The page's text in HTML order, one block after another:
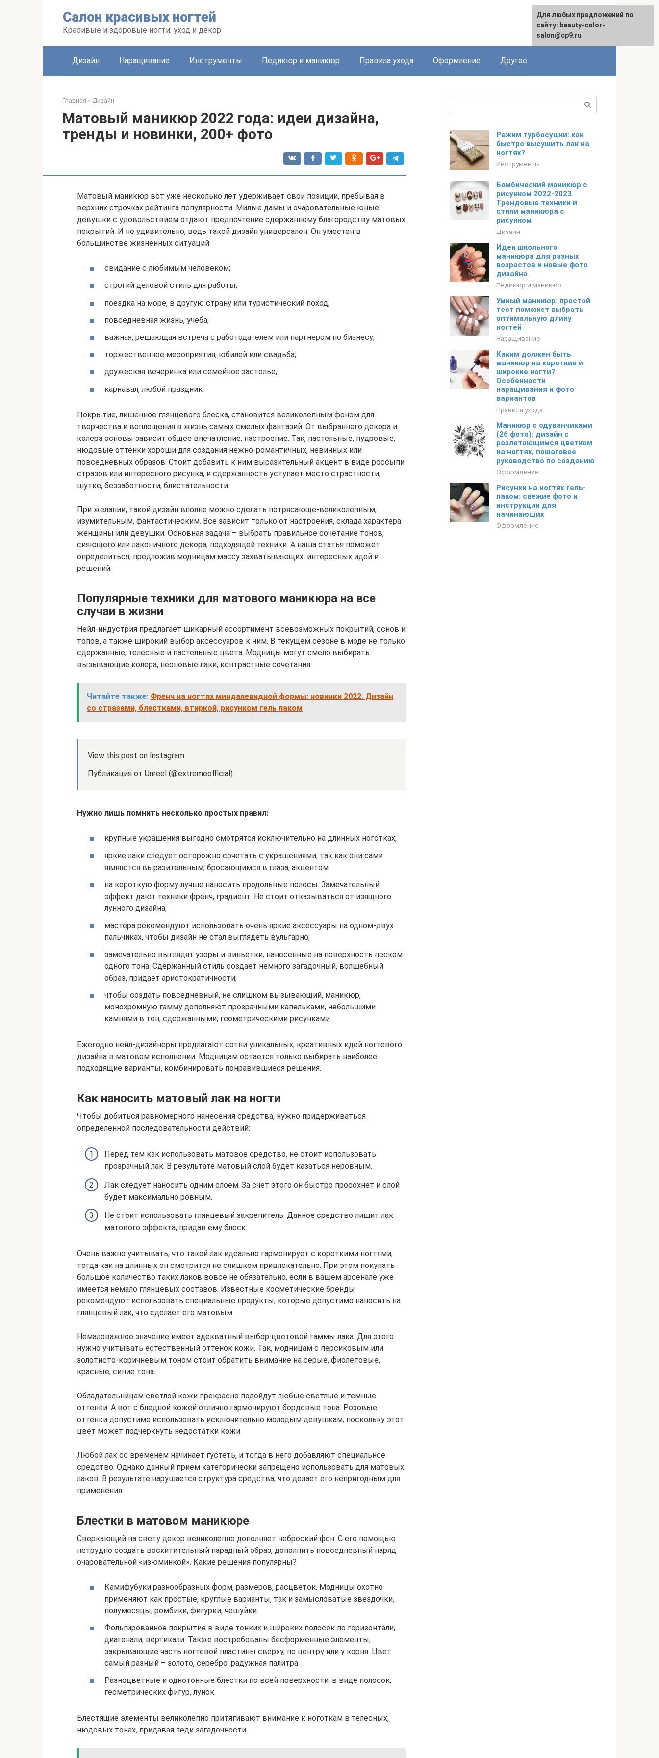
Салон красивых ногтей
Красивые и здоровые ногти: уход и декор
English
Дизайн Наращивание Инструменты Педикюр и маникюр Правила ухода Оформление Другое
Главная » Дизайн
Матовый маникюр 2022 года: идеи дизайна,
тренды и новинки, 200+ фото
Матовый маникюр вот уже несколько лет удерживает свои позиции, пребывая в
верхних строчках рейтинга популярности. Милые дамы и очаровательные юные
девушки с удовольствием отдают предпочтение сдержанному благородству матовых
покрытий. И не удивительно, ведь такой дизайн универсален. Он уместен в
большинстве жизненных ситуаций:
свидание с любимым человеком;
строгий деловой стиль для работы;
поездка на море, в другую страну или туристический поход;
повседневная жизнь, учеба;
важная, решающая встреча с работодателем или партнером по бизнесу;
торжественное мероприятия, юбилей или свадьба;
дружеская вечеринка или семейное застолье;
карнавал, любой праздник.
Покрытие, лишенное глянцевого блеска, становится великолепным фоном для
творчества и воплощения в жизнь самых смелых фантазий. От выбранного декора и
колера основы зависит общее впечатление, настроение. Так, пастельные, пудровые,
нюдовые оттенки хороши для создания нежно-романтичных, невинных или
повседневных образов. Стоит добавить к ним выразительный акцент в виде россыпи
стразов или интересного рисунка, и сдержанность уступает место страстности,
шутке, беззаботности, блистательности.
При желании, такой дизайн вполне можно сделать потрясающе-великолепным,
изумительным, фантастическим. Все зависит только от настроения, склада характера
женщины или девушки. Основная задача – выбрать правильное сочетание тонов,
сияющего или лаконичного декора, подходящей техники. А наша статья поможет
определиться, предложив модницам массу захватывающих, интересных идей и
решений.
Популярные техники для матового маникюра на все
случаи в жизни
Нейл-индустрия предлагает шикарный ассортимент всевозможных покрытий, основ и
топов, а также широкий выбор аксессуаров к ним. В текущем сезоне в моде не только
сдержанные, телесные и пастельные цвета. Модницы могут смело выбирать
вызывающие колера, неоновые лаки, контрастные сочетания.
Читайте также: Френч на ногтях миндалевидной формы: новинки 2022. Дизайн
со стразами, блестками, втиркой, рисунком гель лаком
View this post on Instagram
Публикация от Unreel (@extremeofficial)
Нужно лишь помнить несколько простых правил:
крупные украшения выгодно смотрятся исключительно на длинных ноготках;
яркие лаки следует осторожно сочетать с украшениями, так как они сами
являются выразительным, бросающимся в глаза, акцентом;
на короткую форму лучше наносить продольные полосы. Замечательный
эффект дают техники френч, градиент. Не стоит отказываться от изящного
лунного дизайна;
мастера рекомендуют использовать очень яркие аксессуары на одном-двух
пальчиках, чтобы дизайн не стал выглядеть вульгарно;
замечательно выглядят узоры и виньетки, нанесенные на поверхность песком
одного тона. Сдержанный стиль создает немного загадочный, волшебный
образ, придает аристократичности;
чтобы создать повседневный, не слишком вызывающий, маникюр,
монохромную гамму дополняют прозрачными капельками, небольшими
камнями в тон, сдержанными, геометрическими рисунками.
Ежегодно нейл-дизайнеры предлагают сотни уникальных, креативных идей ногтевого
дизайна в матовом исполнении. Модницам остается только выбирать наиболее
подходящие варианты, комбинировать понравившиеся решения.
Как наносить матовый лак на ногти
Чтобы добиться равномерного нанесения средства, нужно придерживаться
определенной последовательности действий:
Перед тем как использовать матовое средство, не стоит использовать
прозрачный лак. В результате матовый слой будет казаться неровным.
Лак следует наносить одним слоем. За счет этого он быстро просохнет и слой
будет максимально ровным.
Не стоит использовать глянцевый закрепитель. Данное средство лишит лак
матового эффекта, придав ему блеск.
Очень важно учитывать, что такой лак идеально гармонирует с короткими ногтями,
тогда как на длинных он смотрится не слишком привлекательно. При этом покупать
большое количество таких лаков вовсе не обязательно, если в вашем арсенале уже
имеется немало глянцевых составов. Известные косметические бренды
рекомендуют использовать специальные продукты, которые допустимо наносить на
глянцевый лак, что сделает его матовым.
Немаловажное значение имеет адекватный выбор цветовой гаммы лака. Для этого
нужно учитывать естественный оттенок кожи. Так, модницам с персиковым или
золотисто-коричневым тоном стоит обратить внимание на серые, фиолетовые,
красные, синие тона.
Обладательницам светлой кожи прекрасно подойдут любые светлые и темные
оттенки. А вот с бледной кожей отлично гармонируют бордовые тона. Розовые
оттенки допустимо использовать исключительно молодым девушкам, поскольку этот
цвет может подчеркнуть недостатки кожи.
Любой лак со временем начинает густеть, и тогда в него добавляют специальное
средство. Однако данный прием категорически запрещено использовать для матовых
лаков. В результате нарушается структура средства, что делает его непригодным для
применения.
Блестки в матовом маникюре
Сверкающий на свету декор великолепно дополняет неброский фон. С его помощью
нетрудно создать восхитительный парадный образ, дополнить повседневный наряд
очаровательной «изюминкой». Какие решения популярны?
Камифубуки разнообразных форм, размеров, расцветок. Модницы охотно
применяют как простые, круглые варианты, так и замысловатые звездочки,
полумесяцы, ромбики, фигурки, чешуйки.
Фольгированное покрытие в виде тонких и широких полосок по горизонтали,
диагонали, вертикали. Также востребованы бесформенные элементы,
закрывающие часть ногтевой пластины сверху, по центру или у корня. Цвет
самый разный – золото, серебро, радужная палитра.
Разноцветные и однотонные блестки по всей поверхности, в виде полосок,
геометрических фигур, лунок.
Блестящие элементы великолепно притягивают внимание к ноготкам в телесных,
нюдовых тонах, придавая леди загадочности.
Режим турбосушки: как
быстро высушить лак на
ногтях?
Инструменты
Бомбический маникюр с
рисунком 2022-2023.
Трендовые техники и
стили маникюра с
рисунком
Дизайн
Идеи школьного
маникюра для разных
возрастов и новые фото
дизайна
Педикюр и маникюр
Умный маникюр: простой
тест поможет выбрать
оптимальную длину
ногтей
Наращивание
Каким должен быть
маникюр на короткие и
широкие ногти?
Особенности
наращивания и фото
вариантов
Правила ухода
Маникюр с одуванчиками
(26 фото): дизайн с
разлетающимся цветком
на ногтях, пошаговое
руководство по созданию
Оформление
Рисунки на ногтях гель-
лаком: свежие фото и
инструкции для
начинающих
Оформление
Для любых предложений по
сайту: beauty-color-
salon@cp9.ru